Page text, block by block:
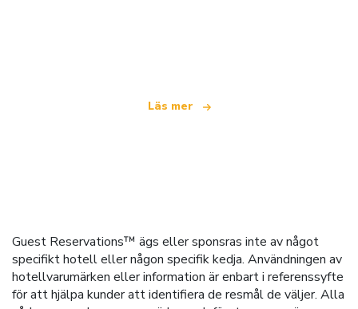
Läs mer
Guest Reservations™ ägs eller sponsras inte av något
specifikt hotell eller någon specifik kedja. Användningen av
hotellvarumärken eller information är enbart i referenssyfte
för att hjälpa kunder att identifiera de resmål de väljer. Alla